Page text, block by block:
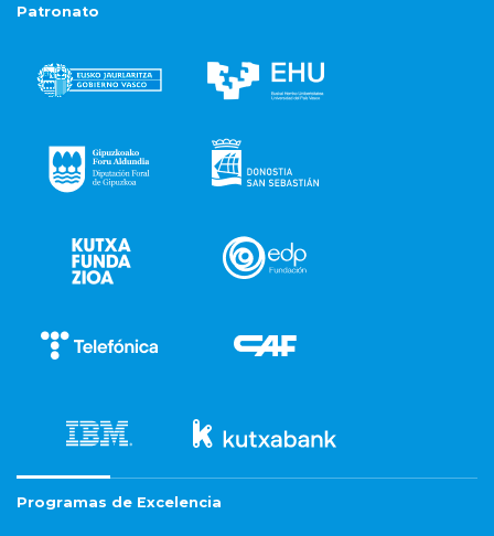
Patronato
Programas de Excelencia